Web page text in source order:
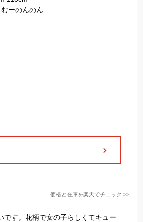
価格と在庫を楽天でチェック >>
です。花柄で女の子らしくてキュー